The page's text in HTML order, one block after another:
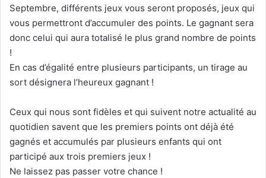
Septembre, différents jeux vous seront proposés, jeux qui
vous permettront d’accumuler des points. Le gagnant sera
donc celui qui aura totalisé le plus grand nombre de points
!
En cas d’égalité entre plusieurs participants, un tirage au
sort désignera l’heureux gagnant !
Ceux qui nous sont fidèles et qui suivent notre actualité au
quotidien savent que les premiers points ont déjà été
gagnés et accumulés par plusieurs enfants qui ont
participé aux trois premiers jeux !
Ne laissez pas passer votre chance !